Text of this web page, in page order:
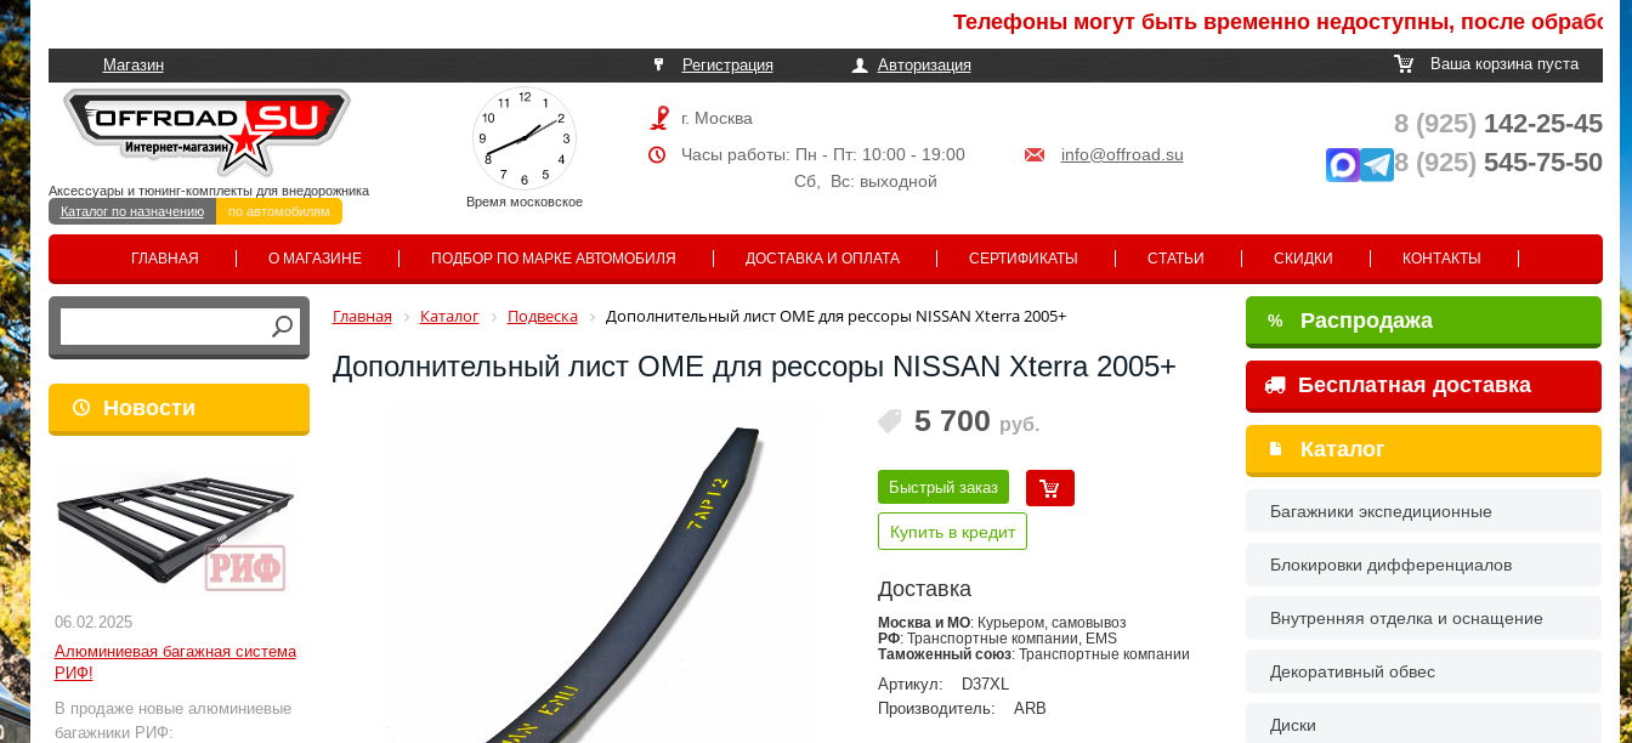
Телефоны могут быть временно недоступны, после обработки
Магазин Регистрация Авторизация Ваша корзина пуста
Время московское
Аксессуары и тюнинг-комплекты для внедорожника
Каталог по назначению
по автомобилям
г. Москва
Часы работы: Пн - Пт: 10:00 - 19:00
info@offroad.su
Сб, Вс: выходной
8 (925) 142-25-45
8 (925) 545-75-50
ГЛАВНАЯ О МАГАЗИНЕ ПОДБОР ПО МАРКЕ АВТОМОБИЛЯ ДОСТАВКА И ОПЛАТА СЕРТИФИКАТЫ СТАТЬИ СКИДКИ КОНТАКТЫ
Новости
06.02.2025
Алюминиевая багажная система
РИФ!
В продаже новые алюминиевые
багажники РИФ:
Главная Каталог Подвеска Дополнительный лист OME для рессоры NISSAN Xterra 2005+
Дополнительный лист OME для рессоры NISSAN Xterra 2005+
5 700 руб.
Быстрый заказ
Купить в кредит
Доставка
Москва и МО: Курьером, самовывоз
РФ: Транспортные компании, EMS
Таможенный союз: Транспортные компании
Артикул:
D37XL
Производитель:
ARB
% Распродажа
Бесплатная доставка
Каталог
Багажники экспедиционные
Блокировки дифференциалов
Внутренняя отделка и оснащение
Декоративный обвес
Диски